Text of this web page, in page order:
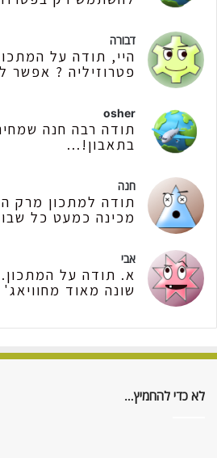
דבורה
היי, תודה על
פטרוזיליה ? אפשר
osher
תודה רבה חנה
בתאבון!...
חנה
תודה למתכון מרק
מכינה כמעט כל
אבי
א. תודה על
שונה מאוד
לא כדי להחמיץ…